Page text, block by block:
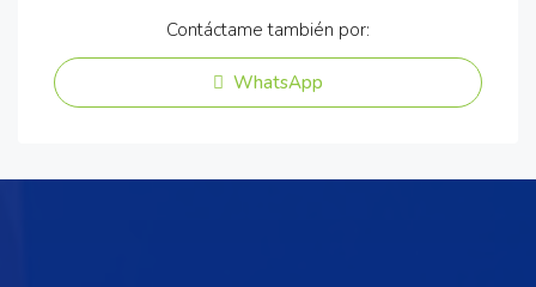
Contáctame también por:
WhatsApp